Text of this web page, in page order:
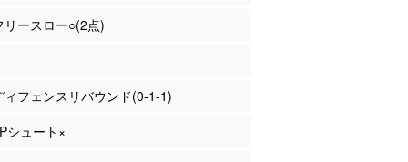
ースロー○(2点)
ィフェンスリバウンド(0-1-1)
シュート×